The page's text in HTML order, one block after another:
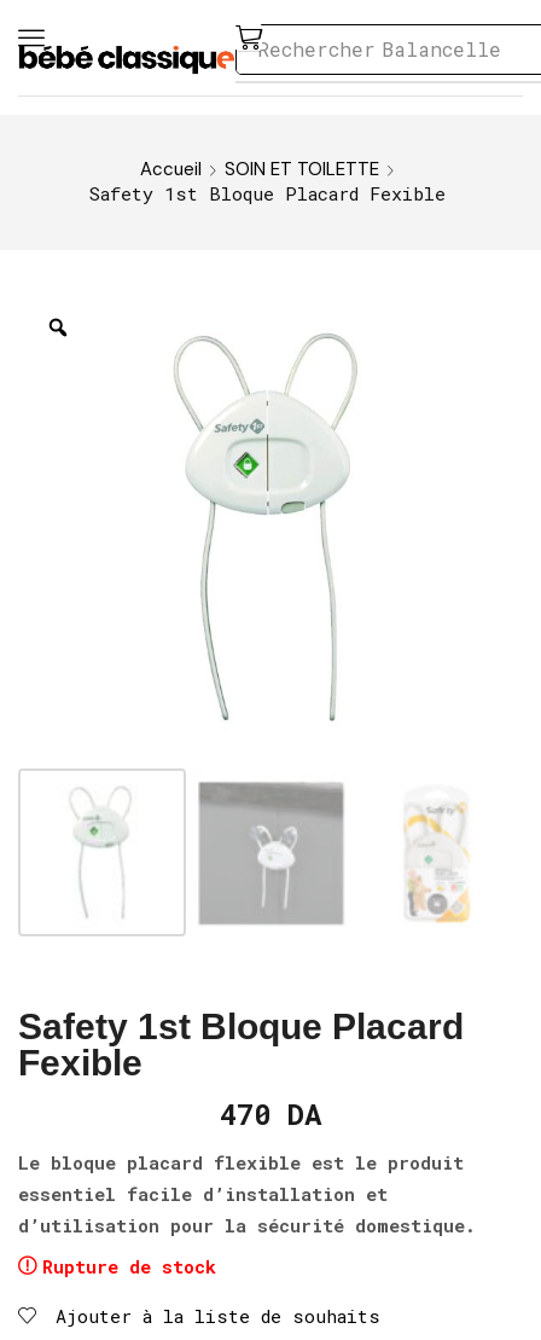
Rechercher Balancelle
Accueil
SOIN ET TOILETTE
Safety 1st Bloque Placard Fexible
Safety 1st Bloque Placard
Fexible
470 DA
Le bloque placard flexible est le produit
essentiel facile d’installation et
d’utilisation pour la sécurité domestique.
Rupture de stock
Ajouter à la liste de souhaits